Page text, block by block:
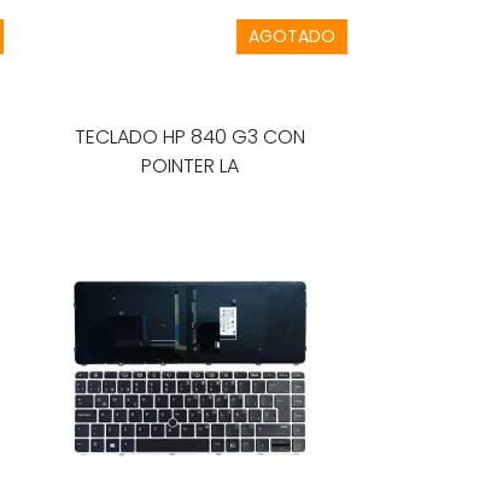
AGOTADO
TECLADO HP 840 G3 CON
POINTER LA